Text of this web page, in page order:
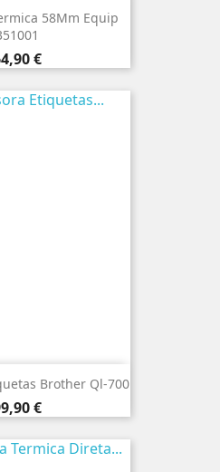
58Mm Equip
€
Brother Ql-700
€